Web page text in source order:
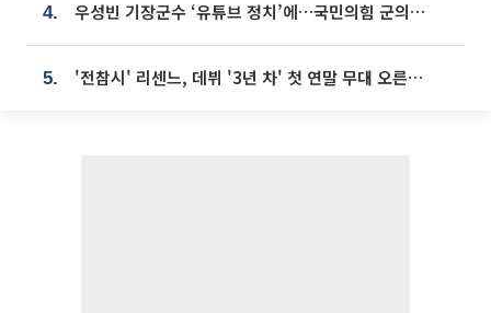
4. 우성빈 기장군수 ‘유튜브 정치’에…국민의힘 군의원들 집단 반발
5. '전참시' 리센느, 데뷔 '3년 차' 첫 연말 무대 오른다⋯"그동안 섭외 안 와"